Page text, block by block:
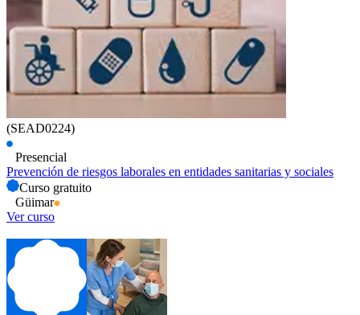
(SEAD0224)
Presencial
Prevención de riesgos laborales en entidades sanitarias y sociales
Curso gratuito
Güimar
Ver curso